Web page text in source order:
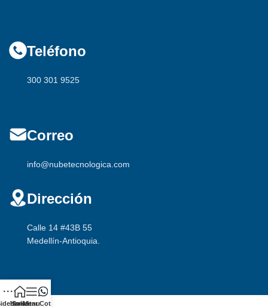
Teléfono
300 301 9525
Correo
info@nubetecnologica.com
Dirección
Calle 14 #43B 55
Medellín-Antioquia.
HomeMenu
Solicitar Cotización